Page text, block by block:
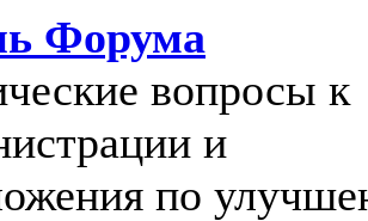
Форума
вопросы к
и
по